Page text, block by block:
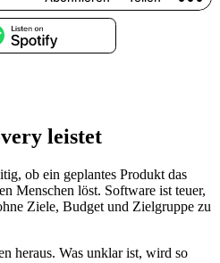
leistet
ob ein geplantes Produkt das
Menschen löst. Software ist teuer,
Ziele, Budget und Zielgruppe zu
heraus. Was unklar ist, wird so